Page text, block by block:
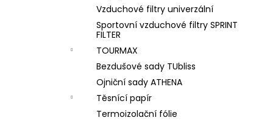
Vzduchové filtry univerzální
Sportovní vzduchové filtry SPRINT
FILTER
TOURMAX
Bezdušové sady TUbliss
Ojniční sady ATHENA
Těsnící papír
Termoizolační fólie